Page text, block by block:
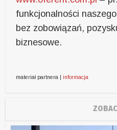
funkcjonalności
bez zobowiązań,
biznesowe.
materiał partnera | informacja